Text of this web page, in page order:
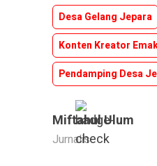
Desa Gelang Jepara
Konten Kreator
Pendamping Desa
Miftahul Ulum
Jurnalis